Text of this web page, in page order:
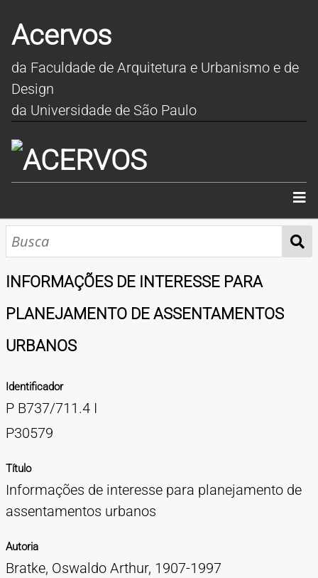
Acervos
da Faculdade de Arquitetura e Urbanismo e de
Design
da Universidade de São Paulo
INÍCIO
CONTATOS
EXPEDIENTE
INFORMAÇÕES DE INTERESSE PARA
PLANEJAMENTO DE ASSENTAMENTOS
URBANOS
Identificador
P B737/711.4 I
P30579
Título
Informações de interesse para planejamento de
assentamentos urbanos
Autoria
Bratke, Oswaldo Arthur, 1907-1997